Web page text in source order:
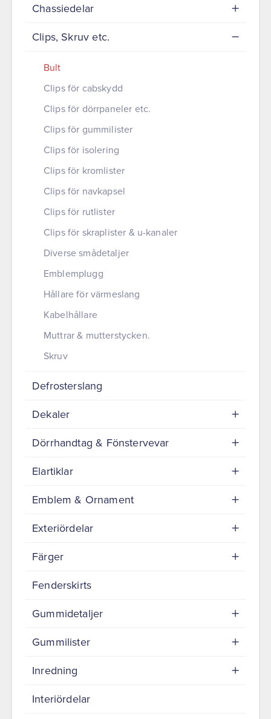
Chassiedelar
Clips, Skruv etc.
Bult
Clips för cabskydd
Clips för dörrpaneler etc.
Clips för gummilister
Clips för isolering
Clips för kromlister
Clips för navkapsel
Clips för rutlister
Clips för skraplister & u-kanaler
Diverse smådetaljer
Emblemplugg
Hållare för värmeslang
Kabelhållare
Muttrar & mutterstycken.
Skruv
Defrosterslang
Dekaler
Dörrhandtag & Fönstervevar
Elartiklar
Emblem & Ornament
Exteriördelar
Färger
Fenderskirts
Gummidetaljer
Gummilister
Inredning
Interiördelar